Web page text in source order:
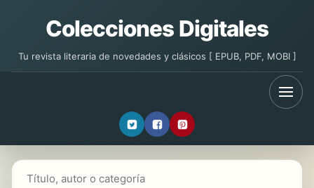
Colecciones Digitales
Tu revista literaria de novedades y clásicos [ EPUB, PDF, MOBI ]